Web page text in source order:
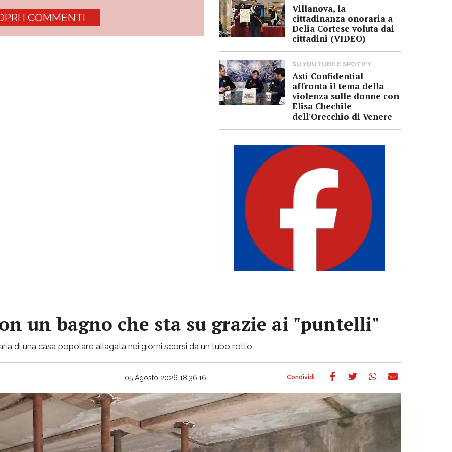
I COMMENTI
Villanova, la
cittadinanza onoraria a
Delia Cortese voluta dai
cittadini (VIDEO)
SU YOUTUBE E SPOTIFY
Asti Confidential
affronta il tema della
violenza sulle donne con
Elisa Chechile
dell'Orecchio di Venere
un bagno che sta su grazie ai "puntelli"
di una casa popolare allagata nei giorni scorsi da un tubo rotto
05 Agosto 2026 18:36:16